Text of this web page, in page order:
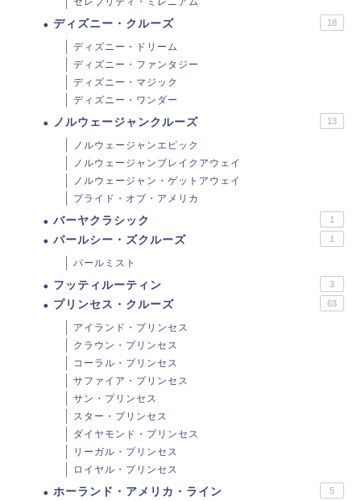
ディズニー・クルーズ 18
ディズニー・ドリーム
ディズニー・ファンタジー
ディズニー・マジック
ディズニー・ワンダー
ノルウェージャンクルーズ 13
ノルウェージャンエピック
ノルウェージャンブレイクアウェイ
ノルウェージャン・ゲットアウェイ
プライド・オブ・アメリカ
バーヤクラシック 1
パールシー・ズクルーズ 1
パールミスト
フッティルーティン 3
プリンセス・クルーズ 63
アイランド・プリンセス
クラウン・プリンセス
コーラル・プリンセス
サファイア・プリンセス
サン・プリンセス
スター・プリンセス
ダイヤモンド・プリンセス
リーガル・プリンセス
ロイヤル・プリンセス
ホーランド・アメリカ・ライン 5